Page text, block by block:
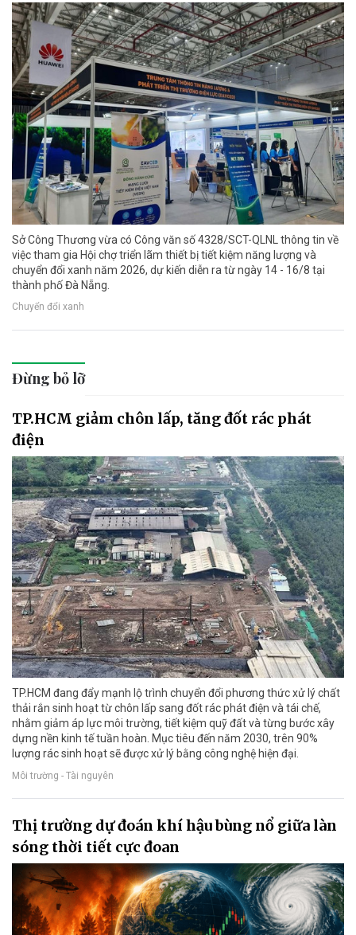
Sở Công Thương vừa có Công văn số 4328/SCT-QLNL thông tin về
việc tham gia Hội chợ triển lãm thiết bị tiết kiệm năng lượng và
chuyển đổi xanh năm 2026, dự kiến diễn ra từ ngày 14 - 16/8 tại
thành phố Đà Nẵng.
Chuyển đổi xanh
Đừng bỏ lỡ
TP.HCM giảm chôn lấp, tăng đốt rác phát
điện
TP.HCM đang đẩy mạnh lộ trình chuyển đổi phương thức xử lý chất
thải rắn sinh hoạt từ chôn lấp sang đốt rác phát điện và tái chế,
nhằm giảm áp lực môi trường, tiết kiệm quỹ đất và từng bước xây
dựng nền kinh tế tuần hoàn. Mục tiêu đến năm 2030, trên 90%
lượng rác sinh hoạt sẽ được xử lý bằng công nghệ hiện đại.
Môi trường - Tài nguyên
Thị trường dự đoán khí hậu bùng nổ giữa làn
sóng thời tiết cực đoan